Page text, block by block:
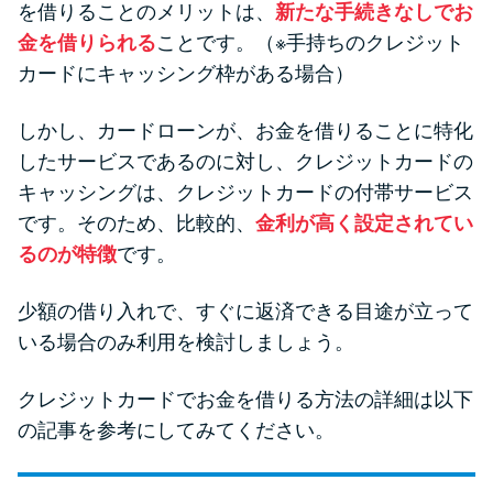
を借りることのメリットは、 新たな手続きなしでお
金を借りられることです。（※手持ちのクレジット
カードにキャッシング枠がある場合）
しかし、カードローンが、お金を借りることに特化
したサービスであるのに対し、クレジットカードの
キャッシングは、クレジットカードの付帯サービス
です。そのため、比較的、 金利が高く設定されてい
るのが特徴です。
少額の借り入れで、すぐに返済できる目途が立って
いる場合のみ利用を検討しましょう。
クレジットカードでお金を借りる方法の詳細は以下
の記事を参考にしてみてください。